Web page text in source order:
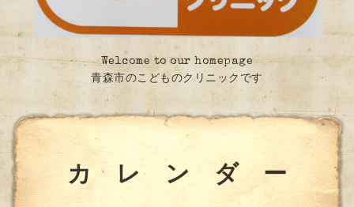
Welcome to our homepage
青森市のこどものクリニックです
カ レ ン ダ ー